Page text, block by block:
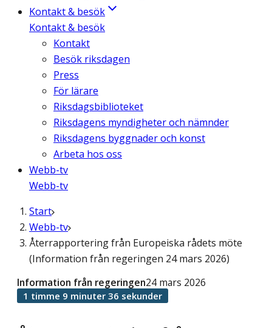
Kontakt & besök
Kontakt & besök
Kontakt
Besök riksdagen
Press
För lärare
Riksdagsbiblioteket
Riksdagens myndigheter och nämnder
Riksdagens byggnader och konst
Arbeta hos oss
Webb-tv
Webb-tv
Start
Webb-tv
Återrapportering från Europeiska rådets möte
(Information från regeringen 24 mars 2026)
Information från regeringen24 mars 2026
1 timme 9 minuter 36 sekunder